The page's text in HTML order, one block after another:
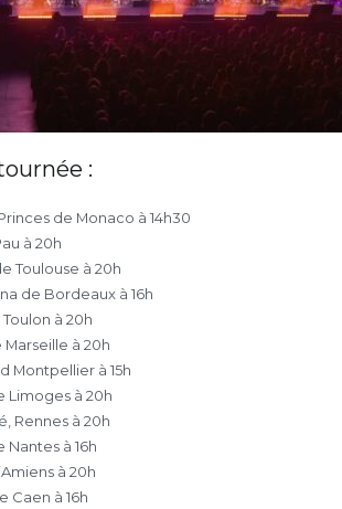
:
de Monaco à 14h30
à 20h
Toulouse à 20h
de Bordeaux à 16h
à 20h
à 20h
Montpellier à 15h
Limoges à 20h
Rennes à 20h
à 16h
à 20h
Caen à 16h